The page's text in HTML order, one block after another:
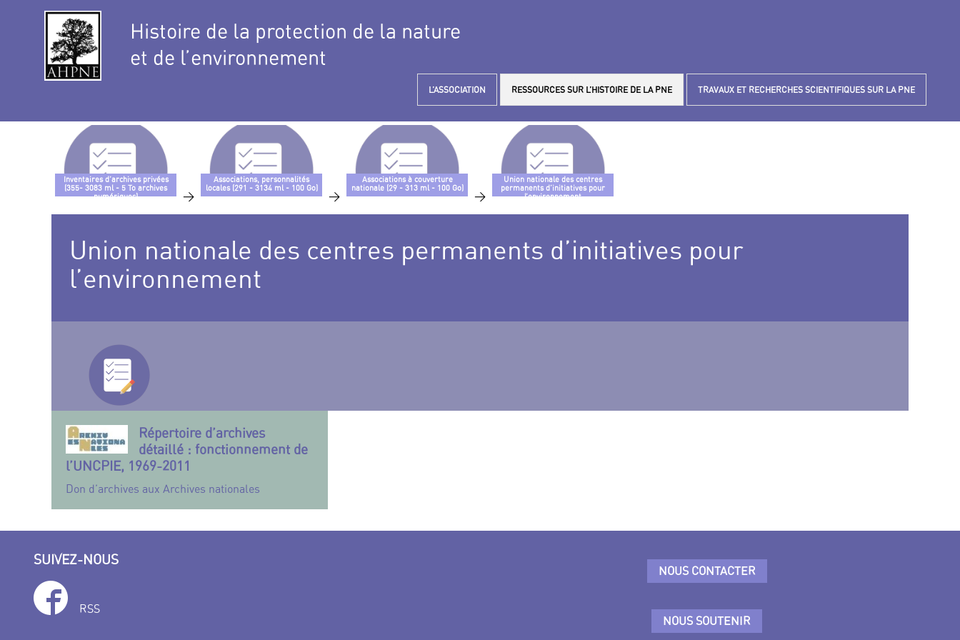
Histoire de la protection de la nature
et de l’environnement
L’ASSOCIATION RESSOURCES SUR L’HISTOIRE DE LA PNE TRAVAUX ET RECHERCHES SCIENTIFIQUES SUR LA PNE
Inventaires d’archives privées
(355- 3083 ml - 5 To archives
numériques)
>
Associations, personnalités
locales (291 - 3134 ml - 100 Go)
>
Associations à couverture
nationale (29 - 313 ml - 100 Go)
>
Union nationale des centres
permanents d’initiatives pour
l’environnement
Union nationale des centres permanents d’initiatives pour
l’environnement
Répertoire d’archives
détaillé : fonctionnement de
l’UNCPIE, 1969-2011
Don d’archives aux Archives nationales
SUIVEZ-NOUS
RSS
NOUS CONTACTER
NOUS SOUTENIR